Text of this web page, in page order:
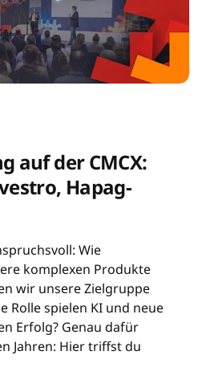
auf der CMCX:
Hapag-
Wie
komplexen Produkte
wir unsere Zielgruppe
Rolle spielen KI und neue
Erfolg? Genau dafür
Jahren: Hier triffst du